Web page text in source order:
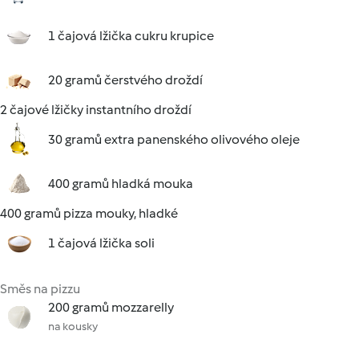
1 čajová lžička cukru krupice
20 gramů čerstvého droždí
2 čajové lžičky instantního droždí
30 gramů extra panenského olivového oleje
400 gramů hladká mouka
400 gramů pizza mouky, hladké
1 čajová lžička soli
Směs na pizzu
200 gramů mozzarelly
na kousky